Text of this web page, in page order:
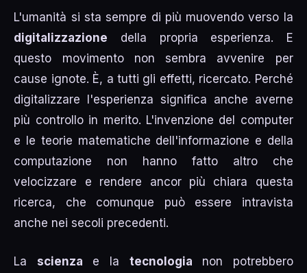
L'umanità si sta sempre di più muovendo verso la
digitalizzazione della propria esperienza. E
questo movimento non sembra avvenire per
cause ignote. È, a tutti gli effetti, ricercato. Perché
digitalizzare l'esperienza significa anche averne
più controllo in merito. L'invenzione del computer
e le teorie matematiche dell'informazione e della
computazione non hanno fatto altro che
velocizzare e rendere ancor più chiara questa
ricerca, che comunque può essere intravista
anche nei secoli precedenti.
La scienza e la tecnologia non potrebbero